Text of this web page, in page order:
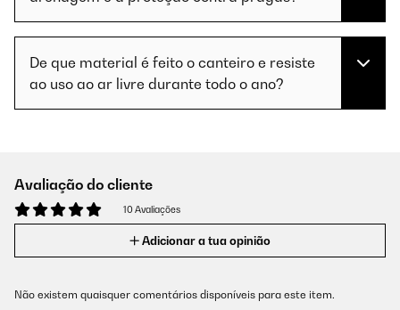
De que material é feito o canteiro e resiste
ao uso ao ar livre durante todo o ano?
Avaliação do cliente
10 Avaliações
Adicionar a tua opinião
Não existem quaisquer comentários disponíveis para este item.